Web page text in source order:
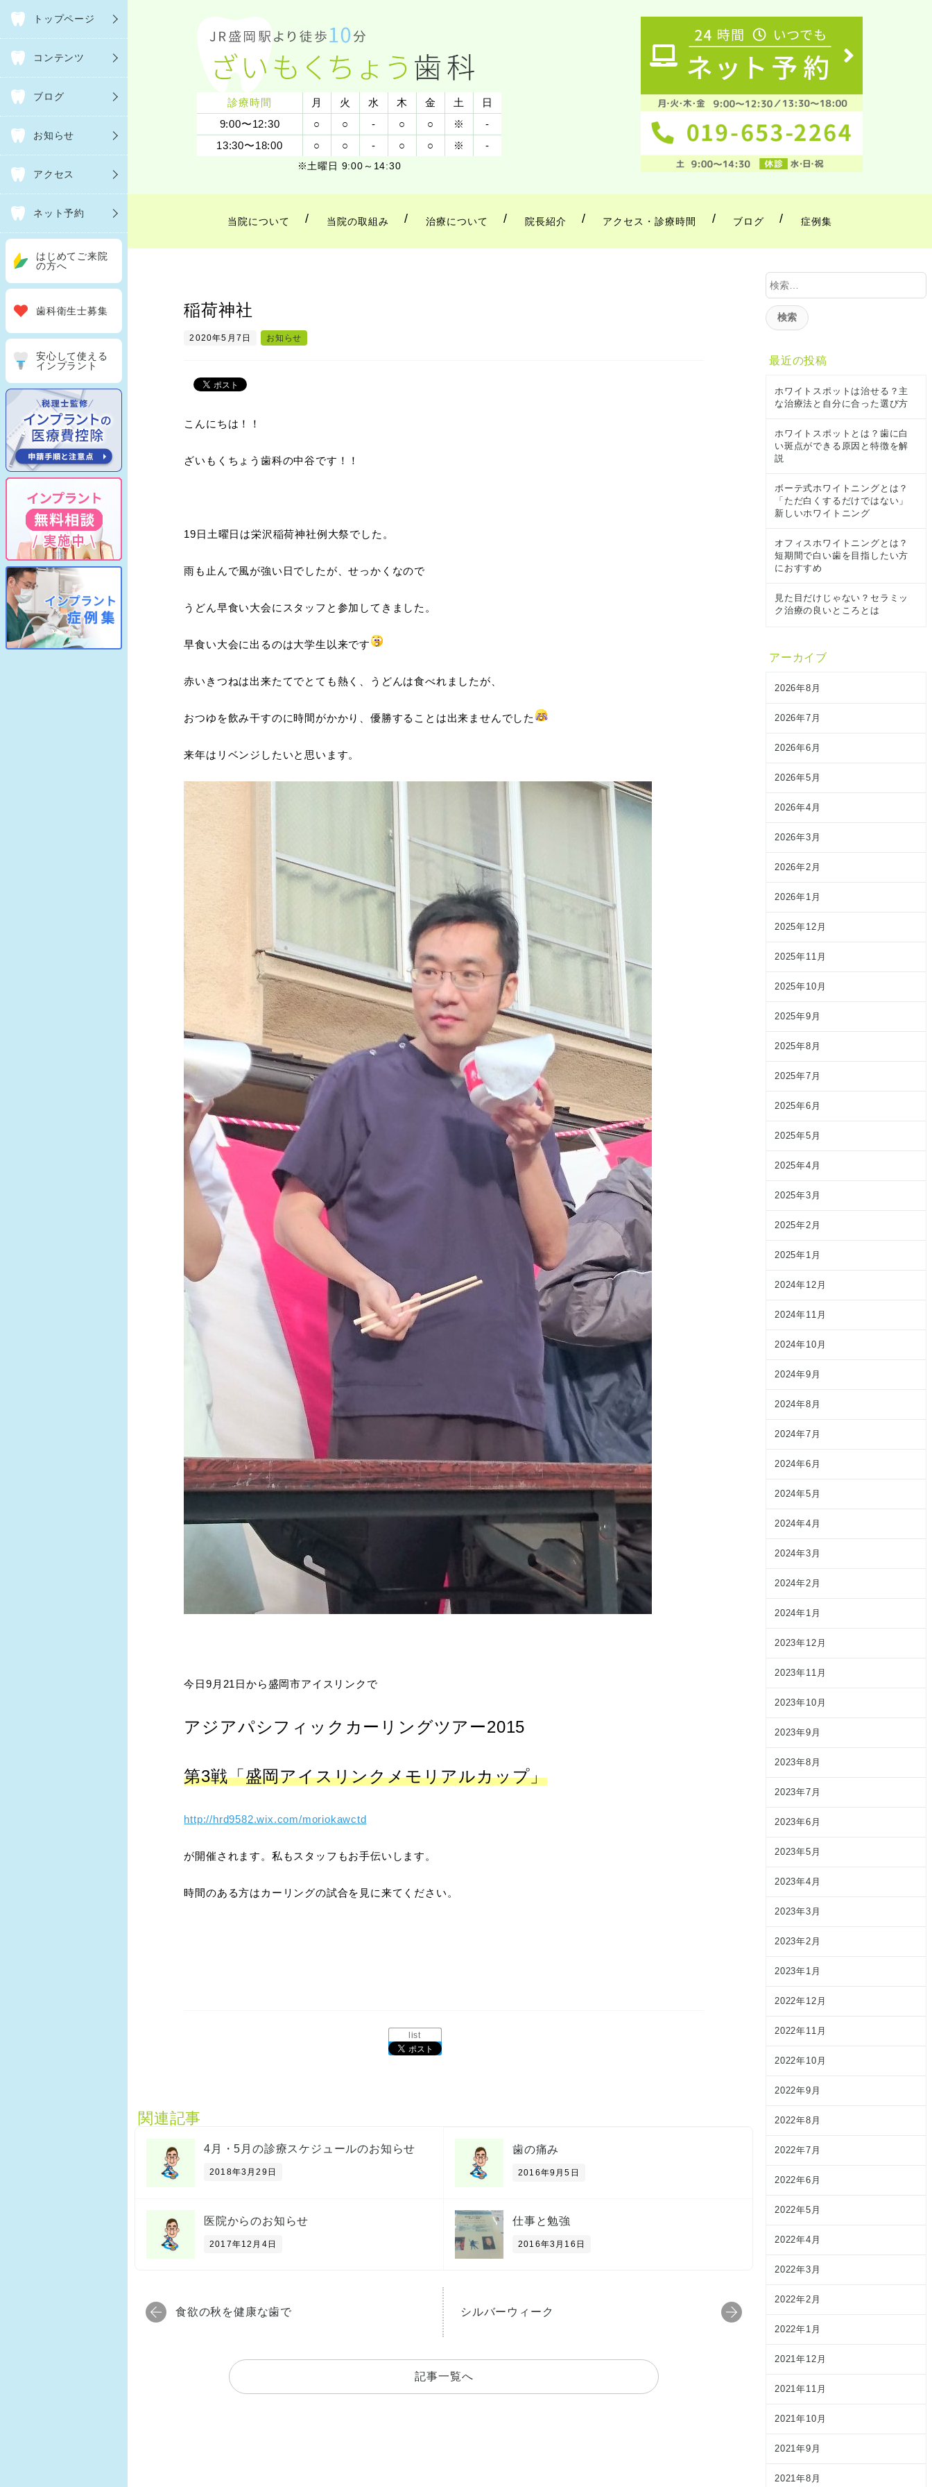
診療時間 月 火 水 木 金 土
日
9:00〜12:30
○ ○ - ○ ○ ※
-
13:30〜18:00
○ ○ - ○ ○ ※ -
※土曜日 9:00～14:30
当院について 当院の取組み 治療について 院長紹介 アクセス・診療時間 ブログ 症例集
トップページ
コンテンツ
ブログ
お知らせ
アクセス
ネット予約
はじめてご来院
の方へ
歯科衛生士募集
安心して使える
インプラント
稲荷神社
2020年5月7日 お知らせ
こんにちは！！
ざいもくちょう歯科の中谷です！！
19日土曜日は栄沢稲荷神社例大祭でした。
雨も止んで風が強い日でしたが、せっかくなので
うどん早食い大会にスタッフと参加してきました。
早食い大会に出るのは大学生以来です
赤いきつねは出来たてでとても熱く、うどんは食べれましたが、
おつゆを飲み干すのに時間がかかり、優勝することは出来ませんでした
来年はリベンジしたいと思います。
今日9月21日から盛岡市アイスリンクで
アジアパシフィックカーリングツアー2015
第3戦「盛岡アイスリンクメモリアルカップ」
http://hrd9582.wix.com/moriokawctd
が開催されます。私もスタッフもお手伝いします。
時間のある方はカーリングの試合を見に来てください。
list
関連記事
4月・5月の診療スケジュールのお知らせ
2018年3月29日
歯の痛み
2016年9月5日
医院からのお知らせ
2017年12月4日
仕事と勉強
2016年3月16日
食欲の秋を健康な歯で シルバーウィーク
記事一覧へ
検
索
最近の投稿
ホワイトスポットは治せる？主
な治療法と自分に合った選び方
ホワイトスポットとは？歯に白
い斑点ができる原因と特徴を解
説
ボーテ式ホワイトニングとは？
「ただ白くするだけではない」
新しいホワイトニング
オフィスホワイトニングとは？
短期間で白い歯を目指したい方
におすすめ
見た目だけじゃない？セラミッ
ク治療の良いところとは
アーカイブ
2026年8月
2026年7月
2026年6月
2026年5月
2026年4月
2026年3月
2026年2月
2026年1月
2025年12月
2025年11月
2025年10月
2025年9月
2025年8月
2025年7月
2025年6月
2025年5月
2025年4月
2025年3月
2025年2月
2025年1月
2024年12月
2024年11月
2024年10月
2024年9月
2024年8月
2024年7月
2024年6月
2024年5月
2024年4月
2024年3月
2024年2月
2024年1月
2023年12月
2023年11月
2023年10月
2023年9月
2023年8月
2023年7月
2023年6月
2023年5月
2023年4月
2023年3月
2023年2月
2023年1月
2022年12月
2022年11月
2022年10月
2022年9月
2022年8月
2022年7月
2022年6月
2022年5月
2022年4月
2022年3月
2022年2月
2022年1月
2021年12月
2021年11月
2021年10月
2021年9月
2021年8月